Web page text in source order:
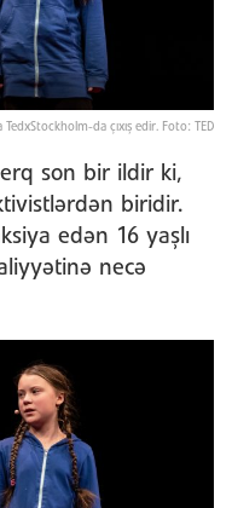
da çıxış edir. Foto: TED
son bir ildir ki,
biridir.
edən 16 yaşlı
necə